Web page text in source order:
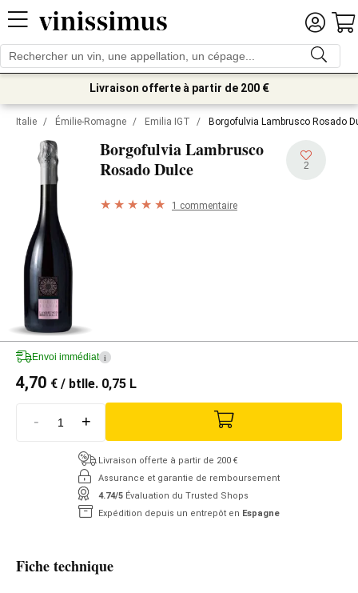
Livraison offerte à partir de 200 €
Italie / Émilie-Romagne / Emilia IGT / Borgofulvia Lambrusco Rosado
Borgofulvia Lambrusco
Rosado Dulce
2
1 commentaire
Envoi immédiat i
4,70 € / btlle. 0,75 L
- +
Livraison offerte à partir de 200 €
Assurance et garantie de remboursement
4.74/5 Évaluation du Trusted Shops
Expédition depuis un entrepôt en Espagne
Fiche technique